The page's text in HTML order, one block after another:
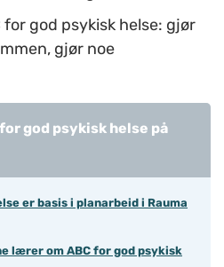
for god psykisk helse: gjør
gjør noe
god psykisk helse på
er basis i planarbeid i Rauma
lærer om ABC for god psykisk